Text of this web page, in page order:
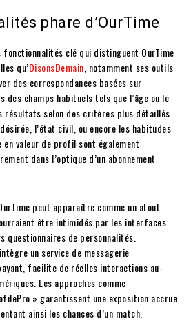
phare d’OurTime
clé qui distinguent OurTime
qu’DisonsDemain , notamment ses outils
des correspondances basées sur
champs habituels tels que l’âge ou le
résultats selon des critères plus détaillés
l’état civil, ou encore les habitudes
en valeur de profil sont également
dans l’optique d’un abonnement
peut apparaître comme un atout
être intimidés par les interfaces
questionnaires de personnalités.
un service de messagerie
facilite de réelles interactions au-
Les approches comme
» garantissent une exposition accrue
ainsi les chances d’un match.